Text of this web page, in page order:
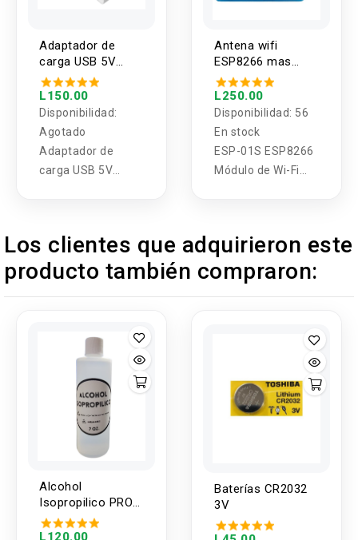
Adaptador de
carga USB 5V
22.5W /66W
L150.00
Disponibilidad:
Agotado
Adaptador de
carga USB 5V
Antena wifi
ESP8266 mas
adaptador TTL
L250.00
Disponibilidad: 56
En stock
ESP-01S ESP8266
Módulo de Wi-Fi
Los clientes que adquirieron este
producto también compraron:
Alcohol
Isopropilico PRO
de 7oz
Baterías CR2032
3V